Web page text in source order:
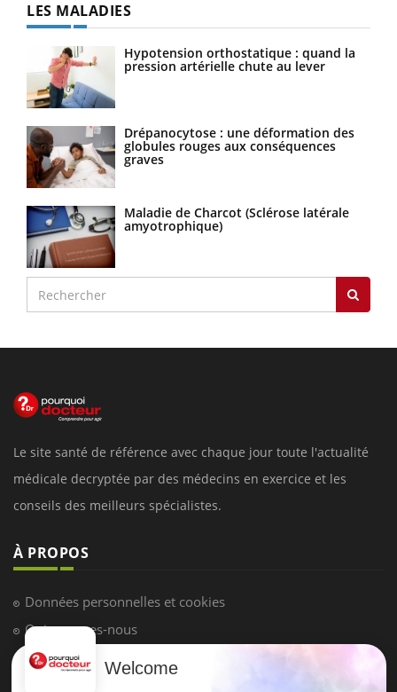
LES MALADIES
Hypotension orthostatique : quand la
pression artérielle chute au lever
Drépanocytose : une déformation des
globules rouges aux conséquences
graves
Maladie de Charcot (Sclérose latérale
amyotrophique)
Le site santé de référence avec chaque jour toute l'actualité
médicale decryptée par des médecins en exercice et les
conseils des meilleurs spécialistes.
À PROPOS
Données personnelles et cookies
Qui sommes-nous
Conditions d'utilisation
Welcome